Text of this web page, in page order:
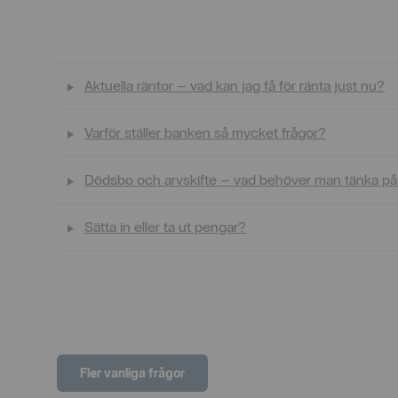
Aktuella räntor – vad kan jag få för ränta just nu?
Varför ställer banken så mycket frågor?
Dödsbo och arvskifte – vad behöver man tänka
Sätta in eller ta ut pengar?
Fler vanliga frågor